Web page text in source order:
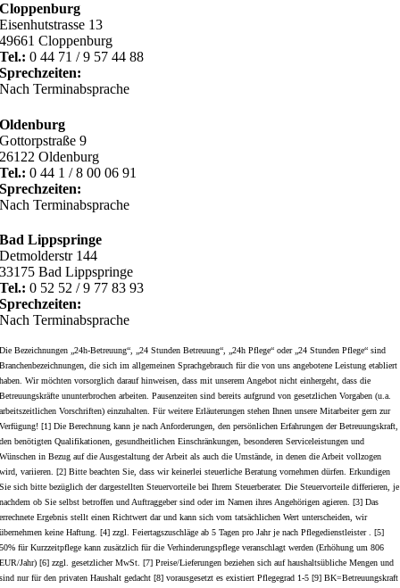
Cloppenburg
Eisenhutstrasse 13
49661 Cloppenburg
Tel.: 0 44 71 / 9 57 44 88
Sprechzeiten:
Nach Terminabsprache
Oldenburg
Gottorpstraße 9
26122 Oldenburg
Tel.: 0 44 1 / 8 00 06 91
Sprechzeiten:
Nach Terminabsprache
Bad Lippspringe
Detmolderstr 144
33175 Bad Lippspringe
Tel.: 0 52 52 / 9 77 83 93
Sprechzeiten:
Nach Terminabsprache
Die Bezeichnungen „24h-Betreuung“, „24 Stunden Betreuung“, „24h Pflege“ oder „24 Stunden Pflege“ sind
Branchenbezeichnungen, die sich im allgemeinen Sprachgebrauch für die von uns angebotene Leistung etabliert
haben. Wir möchten vorsorglich darauf hinweisen, dass mit unserem Angebot nicht einhergeht, dass die
Betreuungskräfte ununterbrochen arbeiten. Pausenzeiten sind bereits aufgrund von gesetzlichen Vorgaben (u.a.
arbeitszeitlichen Vorschriften) einzuhalten. Für weitere Erläuterungen stehen Ihnen unsere Mitarbeiter gern zur
Verfügung! [1] Die Berechnung kann je nach Anforderungen, den persönlichen Erfahrungen der Betreuungskraft,
den benötigten Qualifikationen, gesundheitlichen Einschränkungen, besonderen Serviceleistungen und
Wünschen in Bezug auf die Ausgestaltung der Arbeit als auch die Umstände, in denen die Arbeit vollzogen
wird, variieren. [2] Bitte beachten Sie, dass wir keinerlei steuerliche Beratung vornehmen dürfen. Erkundigen
Sie sich bitte bezüglich der dargestellten Steuervorteile bei Ihrem Steuerberater. Die Steuervorteile differieren, je
nachdem ob Sie selbst betroffen und Auftraggeber sind oder im Namen ihres Angehörigen agieren. [3] Das
errechnete Ergebnis stellt einen Richtwert dar und kann sich vom tatsächlichen Wert unterscheiden, wir
übernehmen keine Haftung. [4] zzgl. Feiertagszuschläge ab 5 Tagen pro Jahr je nach Pflegedienstleister . [5]
50% für Kurzzeitpflege kann zusätzlich für die Verhinderungspflege veranschlagt werden (Erhöhung um 806
EUR/Jahr) [6] zzgl. gesetzlicher MwSt. [7] Preise/Lieferungen beziehen sich auf haushaltsübliche Mengen und
sind nur für den privaten Haushalt gedacht [8] vorausgesetzt es existiert Pflegegrad 1-5 [9] BK=Betreuungskraft